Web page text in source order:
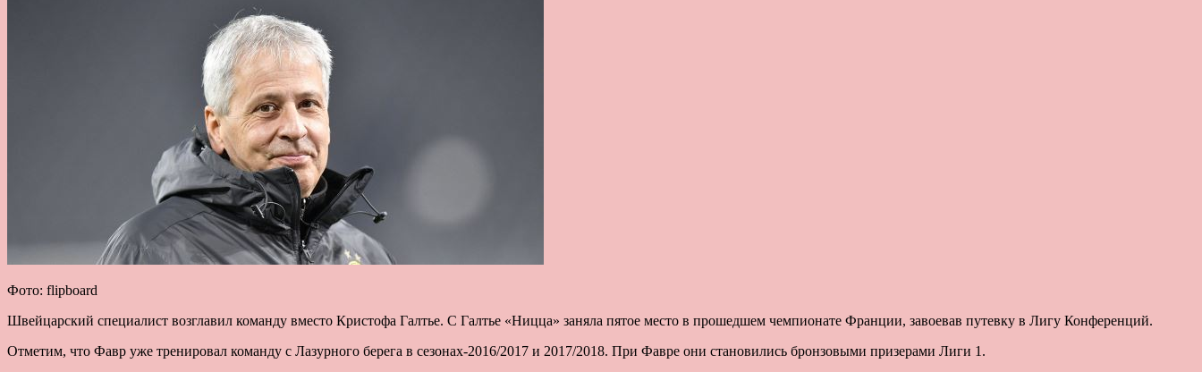
Фото: flipboard
Швейцарский специалист возглавил команду вместо Кристофа Галтье. С Галтье «Ницца» заняла пятое место в прошедшем чемпионате Франции, завоевав путевку в Лигу Конференций.
Отметим, что Фавр уже тренировал команду с Лазурного берега в сезонах-2016/2017 и 2017/2018. При Фавре они становились бронзовыми призерами Лиги 1.